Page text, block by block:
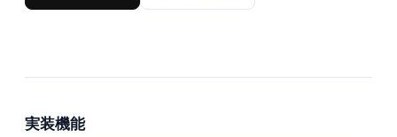
実装機能